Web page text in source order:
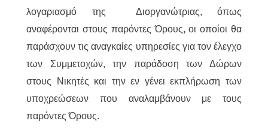
λογαριασμό της Διοργανώτριας, όπως
αναφέρονται στους παρόντες Όρους, οι οποίοι θα
παράσχουν τις αναγκαίες υπηρεσίες για τον έλεγχο
των Συμμετοχών, την παράδοση των Δώρων
στους Νικητές και την εν γένει εκπλήρωση των
υποχρεώσεων που αναλαμβάνουν με τους
παρόντες Όρους.